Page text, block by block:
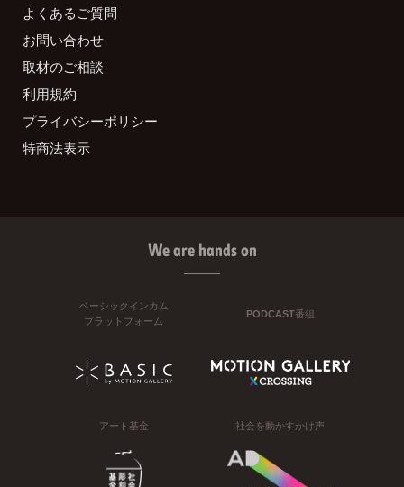
よくあるご質問
お問い合わせ
取材のご相談
利用規約
プライバシーポリシー
特商法表示
We are hands on
ベーシックインカム
プラットフォーム
PODCAST番組
アート基金 社会を動かすかけ声